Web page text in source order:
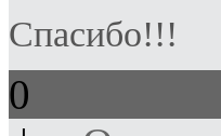
Спасибо!!!
0